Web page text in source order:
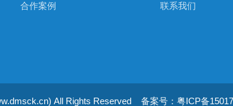
合作案例 联系我们
All Rights Reserved 备案号：粤ICP备